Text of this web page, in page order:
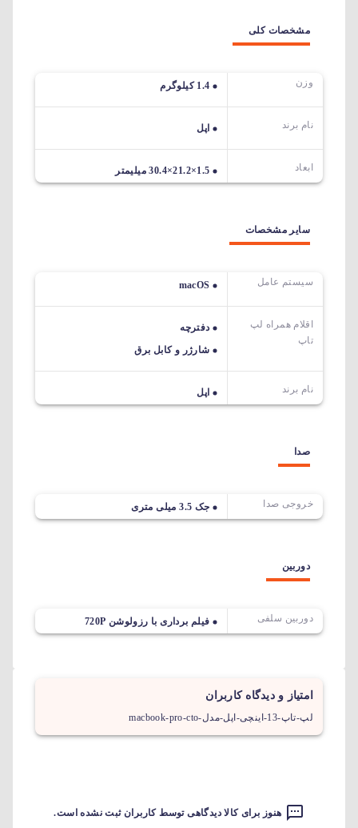
مشخصات کلی
وزن 1.4 کیلوگرم
نام برند اپل
ابعاد 1.5×21.2×30.4 میلیمتر
سایر مشخصات
سیستم عامل macOS
اقلام همراه لپ
تاپ
دفترچه
شارژر و کابل برق
نام برند اپل
صدا
خروجی صدا جک 3.5 میلی متری
دوربین
دوربین سلفی فیلم برداری با رزولوشن 720P
امتیاز و دیدگاه کاربران
لپ-تاپ-13-اینچی-اپل-مدل-macbook-pro-cto
هنوز برای کالا دیدگاهی توسط کاربران ثبت نشده است.